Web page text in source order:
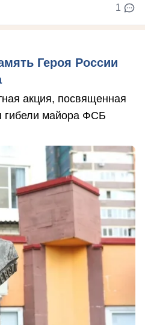
1
Героя России
акция, посвященная
гибели майора ФСБ